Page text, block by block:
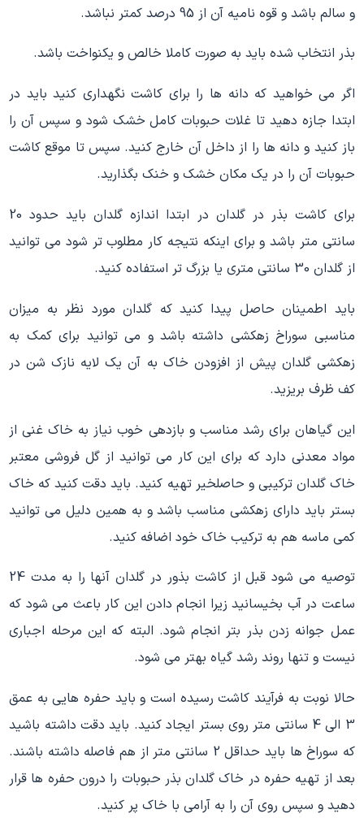
و سالم باشد و قوه نامیه آن از 95 درصد کمتر نباشد.
بذر انتخاب شده باید به صورت کاملا خالص و یکنواخت باشد.
اگر می خواهید که دانه ها را برای کاشت نگهداری کنید باید در
ابتدا جازه دهید تا غلات حبوبات کامل خشک شود و سپس آن را
باز کنید و دانه ها را از داخل آن خارج کنید. سپس تا موقع کاشت
حبوبات آن را در یک مکان خشک و خنک بگذارید.
برای کاشت بذر در گلدان در ابتدا اندازه گلدان باید حدود 20
سانتی متر باشد و برای اینکه نتیجه کار مطلوب تر شود می توانید
از گلدان 30 سانتی متری یا بزرگ تر استفاده کنید.
باید اطمینان حاصل پیدا کنید که گلدان مورد نظر به میزان
مناسبی سوراخ زهکشی داشته باشد و می توانید برای کمک به
زهکشی گلدان پیش از افزودن خاک به آن یک لایه نازک شن در
کف ظرف بریزید.
این گیاهان برای رشد مناسب و بازدهی خوب نیاز به خاک غنی از
مواد معدنی دارد که برای این کار می توانید از گل فروشی معتبر
خاک گلدان ترکیبی و حاصلخیر تهیه کنید. باید دقت کنید که خاک
بستر باید دارای زهکشی مناسب باشد و به همین دلیل می توانید
کمی ماسه هم به ترکیب خاک خود اضافه کنید.
توصیه می شود قبل از کاشت بذور در گلدان آنها را به مدت 24
ساعت در آب بخیسانید زیرا انجام دادن این کار باعث می شود که
عمل جوانه زدن بذر بتر انجام شود. البته که این مرحله اجباری
نیست و تنها روند رشد گیاه بهتر می شود.
حالا نوبت به فرآیند کاشت رسیده است و باید حفره هایی به عمق
3 الی 4 سانتی متر روی بستر ایجاد کنید. باید دقت داشته باشید
که سوراخ ها باید حداقل 2 سانتی متر از هم فاصله داشته باشند.
بعد از تهیه حفره در خاک گلدان بذر حبوبات را درون حفره ها قرار
دهید و سپس روی آن را به آرامی با خاک پر کنید.